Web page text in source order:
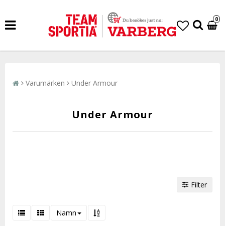
0
Varumärken Under Armour
Under Armour
Filter
Namn